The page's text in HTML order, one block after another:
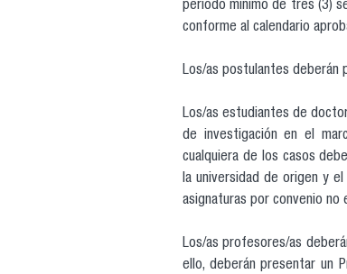
periodo mínimo de tres (3)
conforme al calendario
Los/as postulantes deberán
Los/as estudiantes de
de investigación en el
cualquiera de los casos
la universidad de origen y
asignaturas por convenio no
Los/as profesores/as
ello, deberán presentar un